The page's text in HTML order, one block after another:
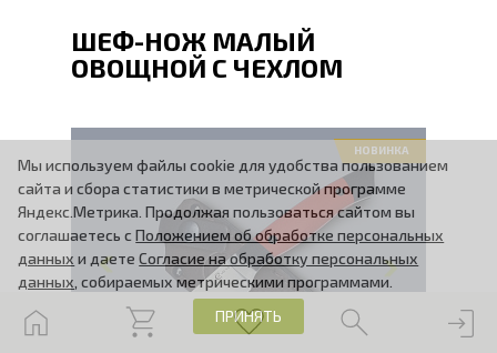
ШЕФ-НОЖ МАЛЫЙ
ОВОЩНОЙ С ЧЕХЛОМ
Общая длина, мм
209
Длина клинка, мм
99
Ширина клинка, мм
24
Толщина обуха, мм
2.1
Длина рукояти, мм
110
Твердость клинка, HRC
60 - 61 HRC
НОВИНКА
Мы используем файлы cookie для удобства пользованием
сайта и сбора статистики в метрической программе
Яндекс.Метрика. Продолжая пользоваться сайтом вы
соглашаетесь сПоложением об обработке персональных
данных и даетеСогласие на обработку персональных
данных , собираемых метрическими программами.
ПРИНЯТЬ